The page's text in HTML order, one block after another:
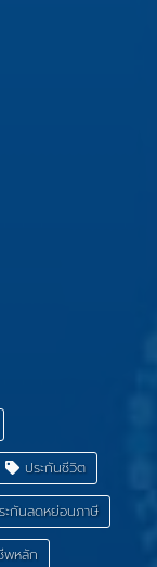
ประกันชีวิต
กันลดหย่อนภาษี
หลัก